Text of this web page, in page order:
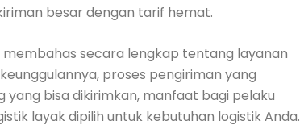
besar dengan tarif hemat.
membahas secara lengkap tentang layanan
proses pengiriman yang
yang bisa dikirimkan, manfaat bagi pelaku
layak dipilih untuk kebutuhan logistik Anda.